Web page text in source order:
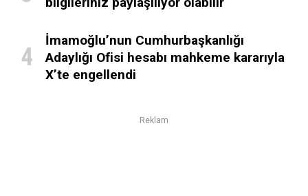
İmamoğlu’nun Cumhurbaşkanlığı
Adaylığı Ofisi hesabı mahkeme kararıyla
X’te engellendi
Reklam